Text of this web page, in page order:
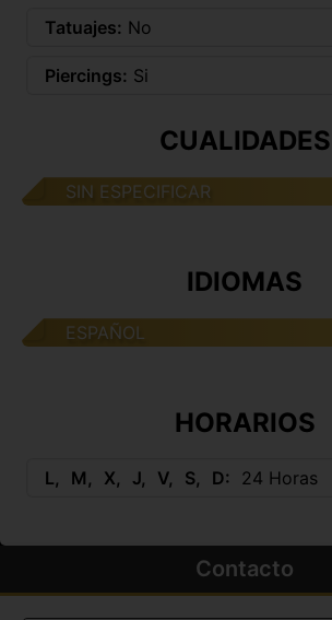
Tatuajes: No
Piercings: Si
CUALIDADES
SIN ESPECIFICAR
IDIOMAS
ESPAÑOL
HORARIOS
L M X J V S D 24 Horas
Contacto